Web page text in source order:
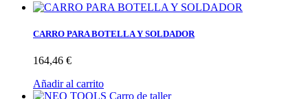
CARRO PARA BOTELLA Y SOLDADOR
164,46 €
Añadir al carrito